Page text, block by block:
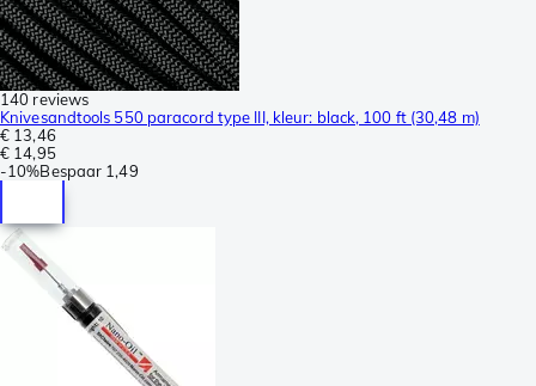
140 reviews
Knivesandtools 550 paracord type III, kleur: black, 100 ft (30,48 m)
€ 13,46
€ 14,95
-10%Bespaar 1,49